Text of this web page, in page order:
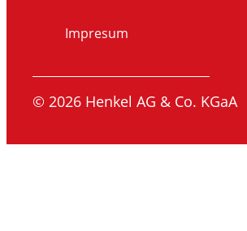
Impresum
© 2026 Henkel AG & Co. KGaA